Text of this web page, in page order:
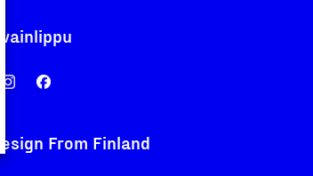
Avainlippu
Design From Finland